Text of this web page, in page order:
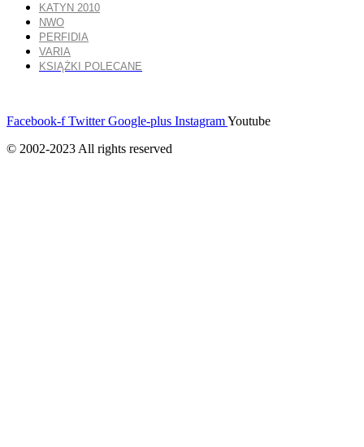
KATYN 2010
NWO
PERFIDIA
VARIA
KSIĄŻKI POLECANE
Facebook-f Twitter Google-plus InstagramYoutube
© 2002-2023 All rights reserved